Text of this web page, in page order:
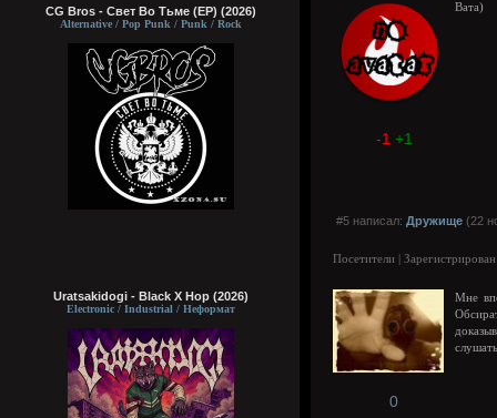
CG Bros - Свет Во Тьме (EP) (2026)
Alternative / Pop Punk / Punk / Rock
Uratsakidogi - Black X Hop (2026)
Electronic / Industrial / Неформат
Вата)
-1 +1
#5 написал: Дружище (22
Посетители |
Мне
0